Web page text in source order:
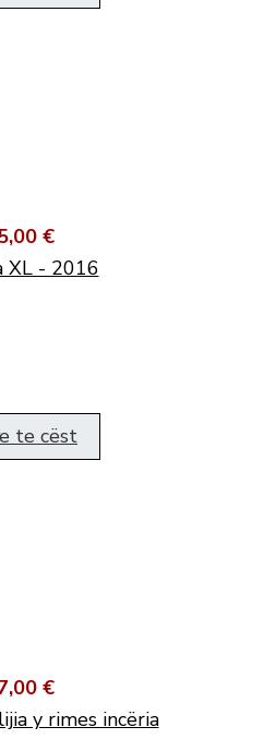
€
XL - 2016
te cëst
€
y rimes incëria